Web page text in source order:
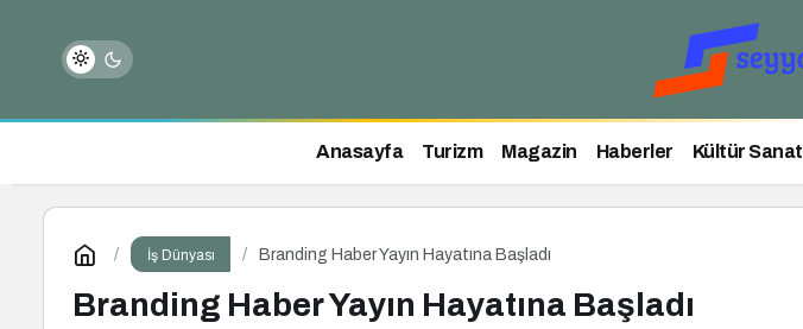
Anasayfa Turizm Magazin Haberler Kültür Sanat
İş Dünyası Branding Haber Yayın Hayatına Başladı
Branding Haber Yayın Hayatına Başladı